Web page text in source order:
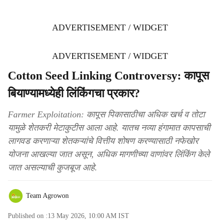
ADVERTISEMENT / WIDGET
ADVERTISEMENT / WIDGET
Cotton Seed Linking Controversy: कापूस
बियाण्यामध्येही लिंकिंगचा प्रकार?
Farmer Exploitation: कापूस पिकासाठीचा अधिक खर्च व तोटा
यामुळे शेतकरी मेटाकुटीस आला आहे. यातच नव्या हंगामात कापसाची
लागवड करणाऱ्या शेतकऱ्यांचे वित्तीय शोषण करण्यासाठी नफेखोर
योजना आखल्या जात असून, अधिक मागणीच्या वाणांवर लिंकिंग केले
जात असल्याची कुजबूज आहे.
Team Agrowon
Published on :13 May 2026, 10:00 AM IST